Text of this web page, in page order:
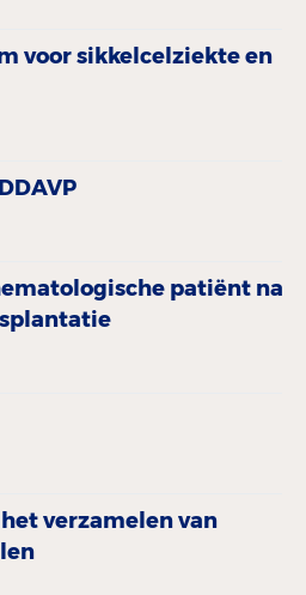
voor sikkelcelziekte en
patiënt na
verzamelen van